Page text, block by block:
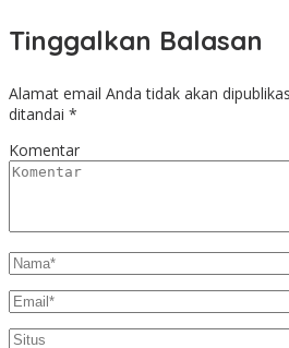
Tinggalkan Balasan
Alamat email Anda tidak akan
ditandai *
Komentar